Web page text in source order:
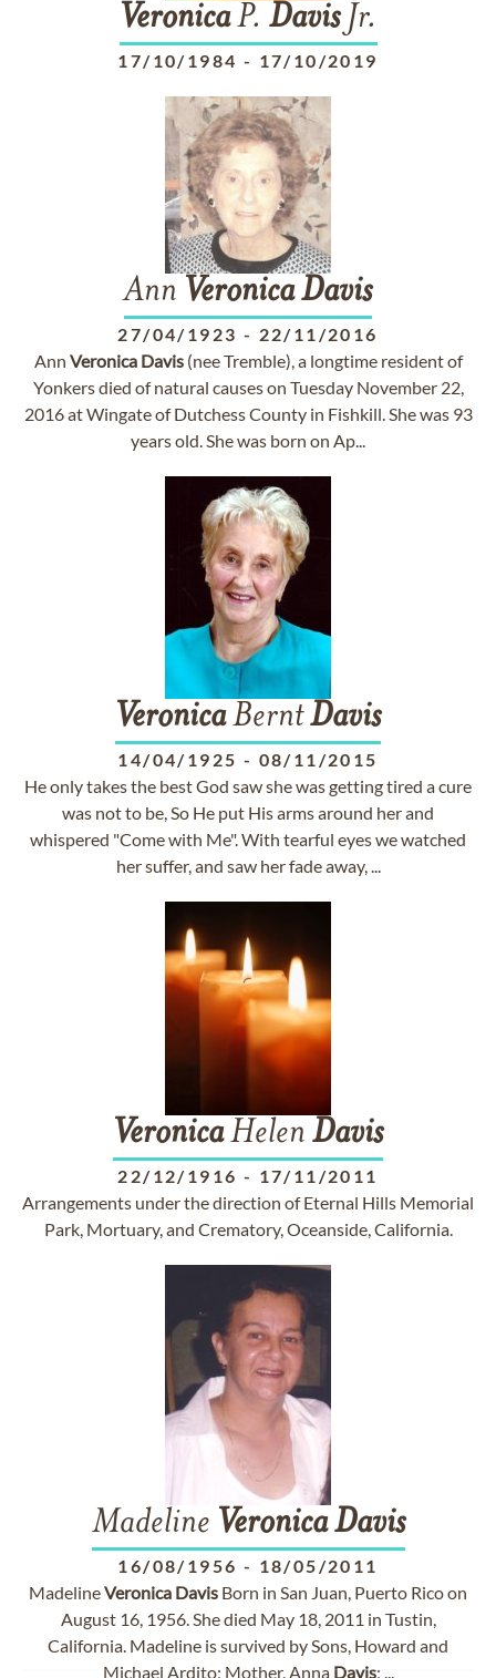
VeronicaP. DavisJr.
17/10/1984 - 17/10/2019
Ann VeronicaDavis
27/04/1923 - 22/11/2016
Ann Veronica Davis(nee Tremble), a longtime resident of
Yonkers died of natural causes on Tuesday November 22,
2016 at Wingate of Dutchess County in Fishkill. She was 93
years old. She was born on Ap...
VeronicaBerntDavis
14/04/1925 - 08/11/2015
He only takes the best God saw she was getting tired a cure
was not to be, So He put His arms around her and
whispered "Come with Me". With tearful eyes we watched
her suffer, and saw her fade away, ...
VeronicaHelen Davis
22/12/1916 - 17/11/2011
Arrangements under the direction of Eternal Hills Memorial
Park, Mortuary, and Crematory, Oceanside, California.
Madeline Veronica Davis
16/08/1956 - 18/05/2011
MadelineVeronica Davis Born in San Juan, Puerto Rico on
August 16, 1956. She died May 18, 2011 in Tustin,
California. Madeline is survived by Sons, Howard and
Michael Ardito; Mother, Anna Davis; ...